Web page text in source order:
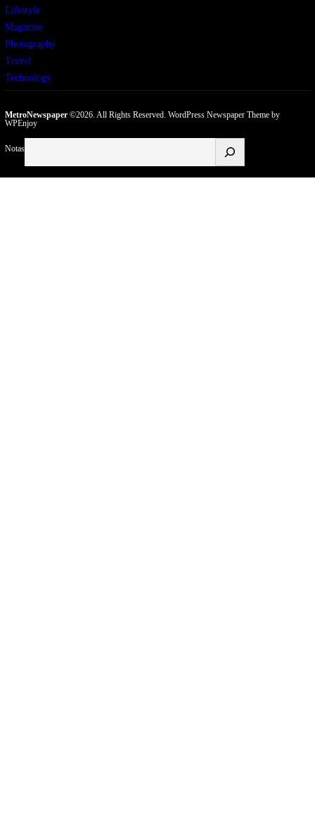
Lifestyle
Magazine
Photography
Travel
Technology
MetroNewspaper©2026. All Rights Reserved. WordPress Newspaper Themeby
WPEnjoy
Notas